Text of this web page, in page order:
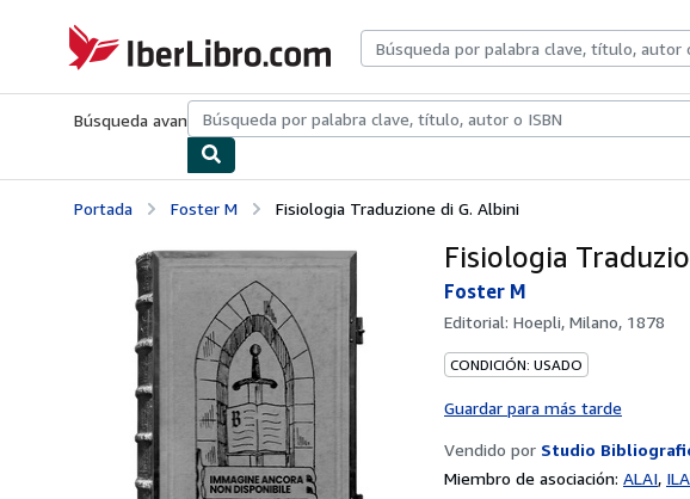
IberLibro.com
Búsqueda avanzadaColecciones Libros antiguosArte y coleccionismo
Portada Foster M Fisiologia Traduzione di G. Albini
Fisiologia
Foster M
Editorial: Hoepli, Milano, 1878
CONDICIÓN: USADO
Guardar para más tarde
Vendido por Studio
Miembro de asociación: ALAI